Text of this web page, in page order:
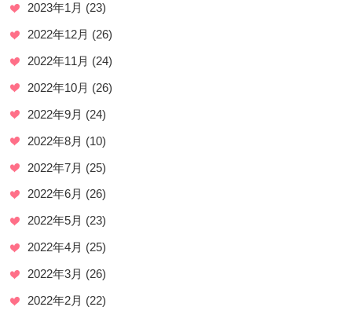
2023年1月 (23)
2022年12月 (26)
2022年11月 (24)
2022年10月 (26)
2022年9月 (24)
2022年8月 (10)
2022年7月 (25)
2022年6月 (26)
2022年5月 (23)
2022年4月 (25)
2022年3月 (26)
2022年2月 (22)